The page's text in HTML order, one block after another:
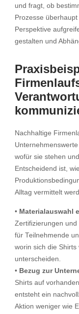
und fragt, ob
Prozesse
Perspektive
gestalten und
Nachhaltige
wofür sie stehen
Entscheidend ist,
Alltag vermittelt
• Materialauswahl
Zertifizierungen
für Teilnehmende
worin sich die
unterscheiden.
• Bezug zur
Shirts auf
entsteht ein
Aktion weniger wie